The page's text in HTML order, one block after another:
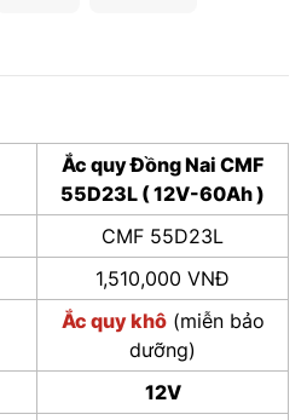
Ắc quy Đồng Nai CMF
55D23L ( 12V-60Ah )
CMF 55D23L
1,510,000 VNĐ
Ắc quy khô(miễn bảo
dưỡng)
12V